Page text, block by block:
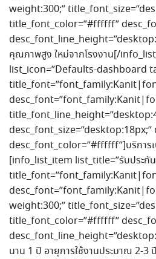
weight:300;”
title_font_color=”#ffffff”
คุณภาพสูง ใหม่จากโรงงาน[/
list_icon=”Defaults-dashboard
desc_font_color=”#ffffff”]บริกา
[info_list_item list_title=”รับประกั
weight:300;”
title_font_color=”#ffffff”
นาน 1 ปี อายุการใช้งานประมาณ 2-